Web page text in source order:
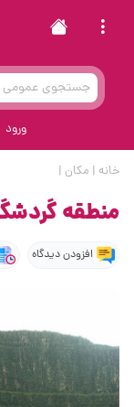
ورود
خانه | مکان |
منطقه
افزودن دیدگاه